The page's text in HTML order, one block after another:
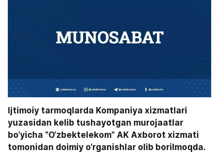
Ijtimoiy tarmoqlarda Kompaniya xizmatlari
yuzasidan kelib tushayotgan murojaatlar
bo‘yicha “O‘zbektelekom” AK Axborot xizmati
tomonidan doimiy o‘rganishlar olib borilmoqda.